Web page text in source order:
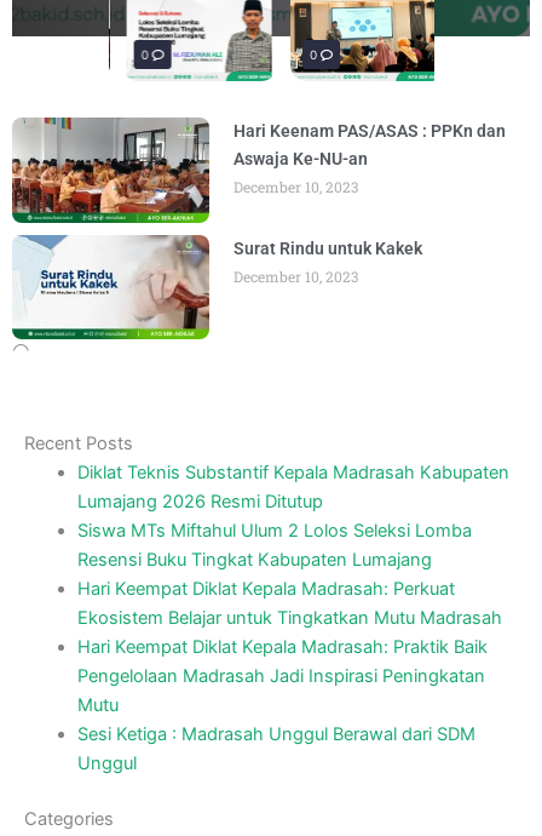
materi “Pengembangan Ekosistem
BY ADMIN AUGUST 6, 2026
penguatan materi bertajuk "Praktik Baik
BY ADMIN AUGUST 6, 2026
penguatan materi "Re-Branding
BY ADMIN AUGUST 5, 2026
materi Literasi Digital yang
BY ADMIN AUGUST 5, 2026
Madrasah" padaAUGUST 4, 2026
materi “Pengembangan Ekosistem
BY ADMIN AUGUST 6, 2026
penguatan materi bertajuk "Praktik Baik
BY ADMIN AUGUST 6, 2026
0
Hari Keenam PAS/ASAS : PPKn dan
Aswaja Ke-NU-an
December 10, 2023
Surat Rindu untuk Kakek
December 10, 2023
Recent Posts
Diklat Teknis Substantif Kepala Madrasah Kabupaten
Lumajang 2026 Resmi Ditutup
Siswa MTs Miftahul Ulum 2 Lolos Seleksi Lomba
Resensi Buku Tingkat Kabupaten Lumajang
Hari Keempat Diklat Kepala Madrasah: Perkuat
Ekosistem Belajar untuk Tingkatkan Mutu Madrasah
Hari Keempat Diklat Kepala Madrasah: Praktik Baik
Pengelolaan Madrasah Jadi Inspirasi Peningkatan
Mutu
Sesi Ketiga : Madrasah Unggul Berawal dari SDM
Unggul
Categories